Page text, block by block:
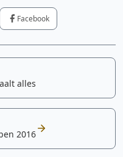
Facebook
alles
2016